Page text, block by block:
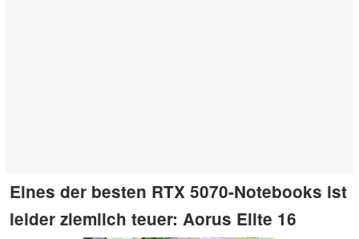
Eines der besten RTX 5070-Notebooks ist
leider ziemlich teuer: Aorus Elite 16